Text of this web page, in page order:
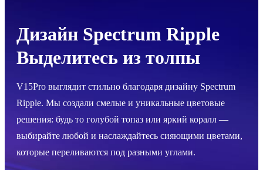
Дизайн Spectrum Ripple
Выделитесь из толпы
V15Pro выглядит стильно благодаря дизайну Spectrum
Ripple. Мы создали смелые и уникальные цветовые
решения: будь то голубой топаз или яркий коралл —
выбирайте любой и наслаждайтесь сияющими цветами,
которые переливаются под разными углами.